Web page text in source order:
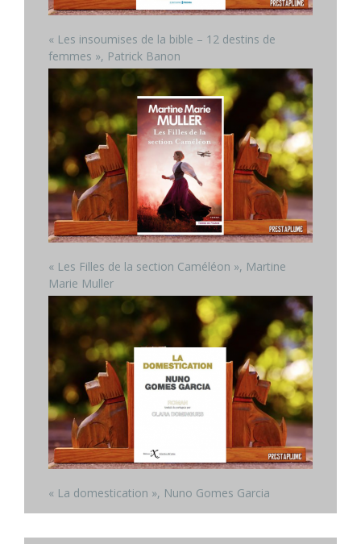
« Les insoumises de la bible – 12 destins de
femmes », Patrick Banon
« Les Filles de la section Caméléon », Martine
Marie Muller
« La domestication », Nuno Gomes Garcia